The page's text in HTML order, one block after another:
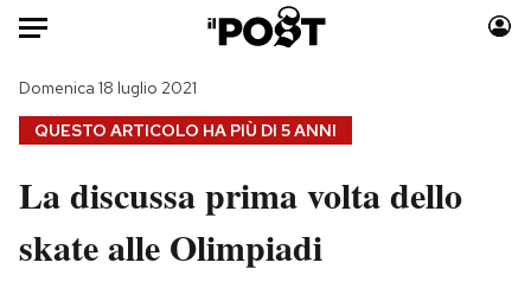
HOME
Italia
Politica
Moda
Consumismi
QUESTO ARTICOLO HA PIÙ DI 5 ANNI
Domenica 18 luglio 2021
La discussa prima volta dello
skate alle Olimpiadi